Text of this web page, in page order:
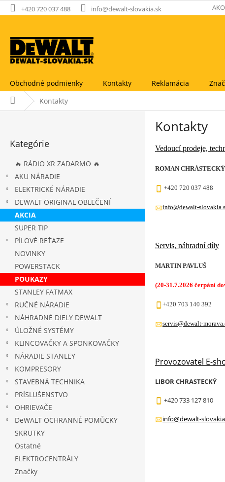
Prejsť
na
+420 720 037 488 info@dewalt-slovakia.sk
Obchodné podmienky Kontakty Reklamácia
DomovKontakty
kategórie
Kategórie
🔥 RÁDIO XR ZADARMO 🔥
AKU NÁRADIE
ELEKTRICKÉ NÁRADIE
DEWALT ORIGINAL OBLEČENÍ
AKCIA
SUPER TIP
PÍLOVÉ REŤAZE
NOVINKY
POWERSTACK
POUKAZY
STANLEY FATMAX
RUČNÉ NÁRADIE
NÁHRADNÉ DIELY DEWALT
ÚLOŽNÉ SYSTÉMY
KLINCOVAČKY A SPONKOVAČKY
NÁRADIE STANLEY
KOMPRESORY
STAVEBNÁ TECHNIKA
PRÍSLUŠENSTVO
OHRIEVAČE
DeWALT OCHRANNÉ POMŮCKY
SKRUTKY
Ostatné
ELEKTROCENTRÁLY
Značky
Kontakty
Vedoucí prodeje,
ROMAN CHRÁSTECKÝ
+420 720 037 488
info@dewalt-
Servis, náhradní díly
MARTIN PAVLUŠ
(20-31.7.2026 čerpání
+420 703 140 392
servis@dewalt-
Provozovatel E-
LIBOR CHRASTECKÝ
+420 733 127 810
info@dewalt-